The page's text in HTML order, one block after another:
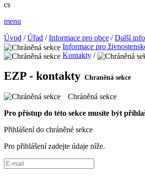
cs
menu
Úvod /Úřad /Informace pro obce /Další
Informace pro
Kontakty /
EZP - kontakty
Chráněná sekce
Pro přístup do této sekce musíte být
Přihlášení do chráněné sekce
Pro přihlášení zadejte údaje níže.